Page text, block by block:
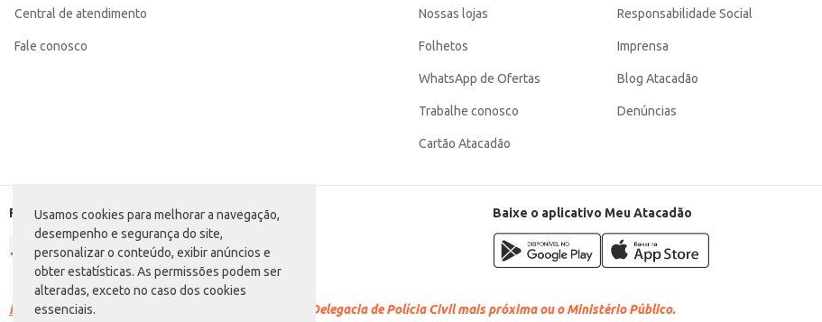
Usamos cookies para melhorar a navegação,
desempenho e segurança do site,
personalizar o conteúdo, exibir anúncios e
obter estatísticas. As permissões podem ser
alteradas, exceto no caso dos cookies
essenciais.
Conteúdo: 3 unidades
Central de atendimento
Fale conosco
Nossas lojas
Folhetos
WhatsApp de Ofertas
Trabalhe conosco
Cartão Atacadão
Responsabilidade Social
Imprensa
Blog Atacadão
Denúncias
Formas de pagamento Baixe o aplicativo Meu Atacadão
Racismo é crime. Denuncie. Disque 100 ou procure a Delegacia de Polícia Civil mais próxima ou o Ministério Público.